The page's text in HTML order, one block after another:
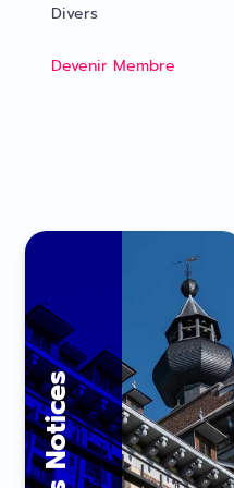
Divers
Devenir Membre